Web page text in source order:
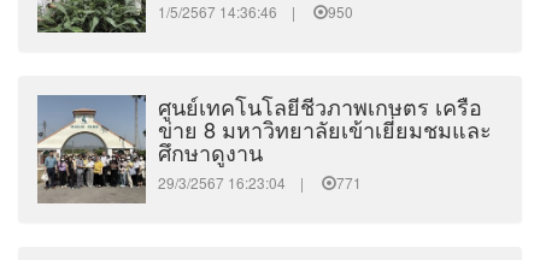
1/5/2567 14:36:46 | 950
ศูนย์เทคโนโลยีชีวภาพเกษตร เครือ
ข่าย 8 มหาวิทยาลัยเข้าเยี่ยมชมและ
ศึกษาดูงาน
29/3/2567 16:23:04 | 771